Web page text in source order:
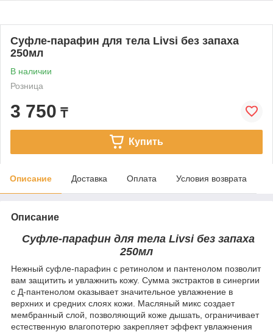
Суфле-парафин для тела Livsi без запаха
250мл
В наличии
Розница
3 750 ₸
Купить
Описание Доставка Оплата Условия возврата
Описание
Суфле-парафин для тела Livsi без запаха
250мл
Нежный суфле-парафин с ретинолом и пантенолом позволит
вам защитить и увлажнить кожу. Сумма экстрактов в синергии
с Д-пантенолом оказывает значительное увлажнение в
верхних и средних слоях кожи. Масляный микс создает
мембранный слой, позволяющий коже дышать, ограничивает
естественную влагопотерю закрепляет эффект увлажнения